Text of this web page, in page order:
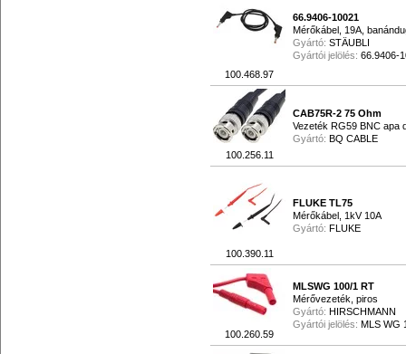
100.468.97
66.9406-10021
Mérőkábel, 19A,
Gyártó: STÄUBLI
Gyártói jelölés: 66.9406-
100.256.11
CAB75R-2 75 Ohm
Vezeték RG59 BNC apa
Gyártó: BQ CABLE
100.390.11
FLUKE TL75
Mérőkábel, 1kV 10A
Gyártó: FLUKE
100.260.59
MLSWG 100/1 RT
Mérővezeték, piros
Gyártó: HIRSCHMANN
Gyártói jelölés: MLS WG